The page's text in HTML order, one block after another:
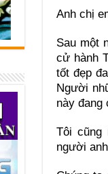
Anh chị
Sau một
cử hành
tốt đẹp
Người
này đang
Tôi cũng
người